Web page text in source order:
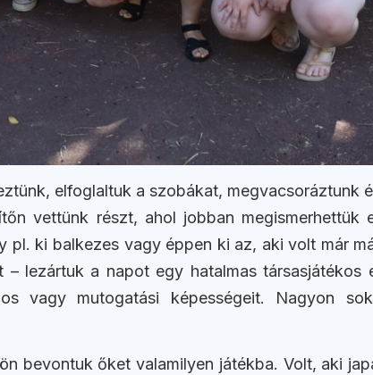
elfoglaltuk a szobákat, megvacsoráztunk
vettünk részt, ahol jobban megismerhettük
ki balkezes vagy éppen ki az, aki volt már
lezártuk a napot egy hatalmas
vagy mutogatási képességeit. Nagyon
bevontuk őket valamilyen játékba. Volt, aki